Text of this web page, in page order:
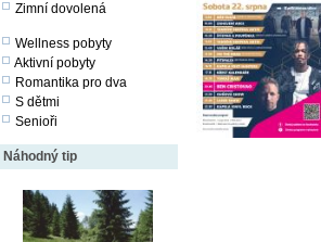
Zimní dovolená
Wellness pobyty
Aktivní pobyty
Romantika pro dva
S dětmi
Senioři
Náhodný tip